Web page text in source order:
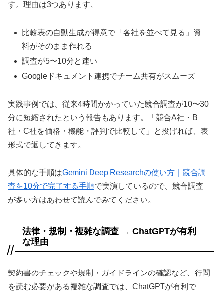
す。理由は3つあります。
比較表の自動生成が得意で「各社を並べて見る」資
料がそのまま作れる
調査が5〜10分と速い
Googleドキュメント連携でチーム共有がスムーズ
実践事例では、従来4時間かかっていた競合調査が10〜30
分に短縮されたという報告もあります。「競合A社・B
社・C社を価格・機能・評判で比較して」と投げれば、表
形式で返してきます。
具体的な手順はGemini Deep Researchの使い方｜競合調
査を10分で完了する手順で実演しているので、競合調査
が多い方はあわせて読んでみてください。
法律・規制・複雑な調査 → ChatGPTが有利
な理由
契約書のチェックや規制・ガイドラインの確認など、行間
を読む必要がある複雑な調査では、ChatGPTが有利で